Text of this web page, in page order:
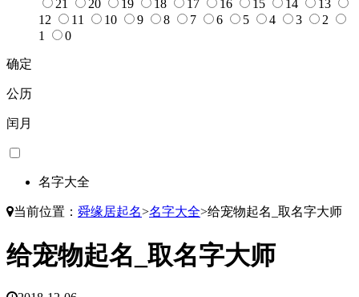
21
20 19 18 17 16 15 14
13
12
11 10 9 8 7 6 5 4 3
2
1
0
确定
公历
闰月
名字大全
当前位置： 舜缘居起名>名字大全>给宠物起名_取名字大师
给宠物起名_取名字大师